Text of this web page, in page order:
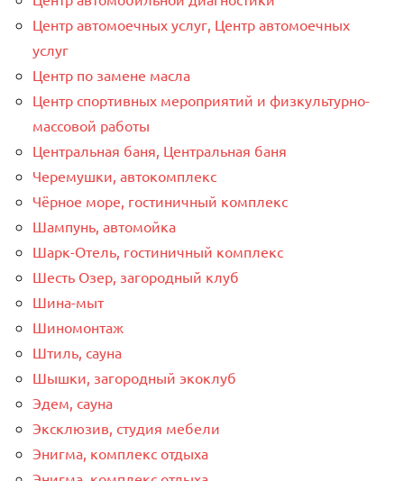
Центр автомоечных услуг, Центр автомоечных
услуг
Центр по замене масла
Центр спортивных мероприятий и физкультурно-
массовой работы
Центральная баня, Центральная баня
Черемушки, автокомплекс
Чёрное море, гостиничный комплекс
Шампунь, автомойка
Шарк-Отель, гостиничный комплекс
Шесть Озер, загородный клуб
Шина-мыт
Шиномонтаж
Штиль, сауна
Шышки, загородный экоклуб
Эдем, сауна
Эксклюзив, студия мебели
Энигма, комплекс отдыха